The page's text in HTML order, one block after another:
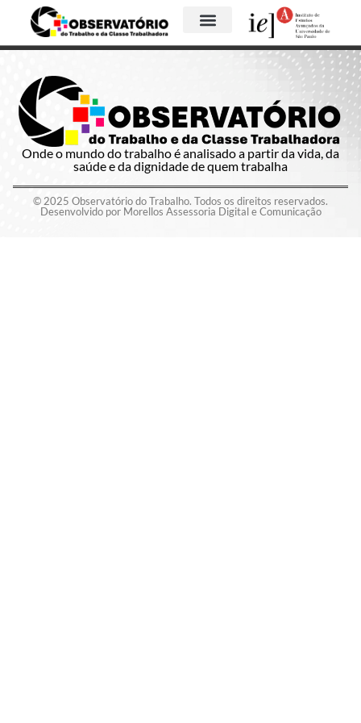
Onde o mundo do trabalho é analisado a partir da vida, da
saúde e da dignidade de quem trabalha
© 2025 Observatório do Trabalho. Todos os direitos reservados.
Desenvolvido por Morellos Assessoria Digital e Comunicação